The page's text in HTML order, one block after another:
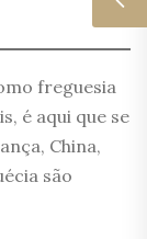
freguesia
é aqui que se
China,
são